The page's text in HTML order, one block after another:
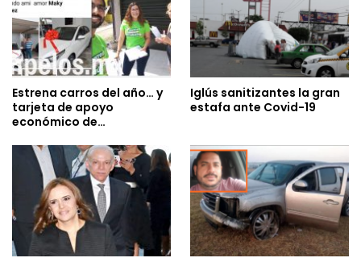
Estrena carros del año… y
tarjeta de apoyo
económico de…
Iglús sanitizantes la gran
estafa ante Covid-19